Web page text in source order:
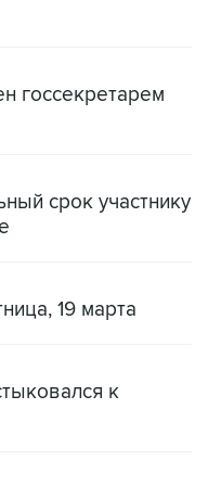
госсекретарем
срок участнику
19 марта
к